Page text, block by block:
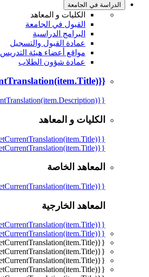
الدراسة في الجامعة
الكليات و المعاهد
القبول في الجامعة
البرامج الدراسية
عمادة القبول والتسجيل
مواقع أعضاء هيئة التدريس
عمادة شؤون الطلاب
{{mmc.getCurrentTranslation(item.Title)}}
{{mmc.getCurrentTranslation(item.Description)}}
الكليات و المعاهد
{{mmc.getCurrentTranslation(item.Title)}}
{{mmc.getCurrentTranslation(item.Title)}}
المعاهد الخاصة
{{mmc.getCurrentTranslation(item.Title)}}
المعاهد الخارجية
{{mmc.getCurrentTranslation(item.Title)}}
{{mmc.getCurrentTranslation(item.Title)}}
{{mmc.getCurrentTranslation(item.Title)}}
{{mmc.getCurrentTranslation(item.Title)}}
{{mmc.getCurrentTranslation(item.Title)}}
{{mmc.getCurrentTranslation(item.Title)}}